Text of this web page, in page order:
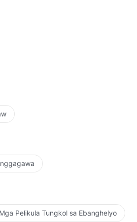
Mga Pelikula Tungkol sa Ebanghelyo